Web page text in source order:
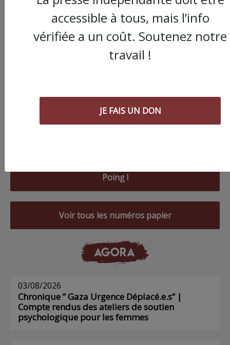
Poing !
Voir tous les numéros papier
AGORA
03/08/2026
Chronique ” Gaza Urgence Déplacé.e.s” |
Compte rendus des ateliers de soutien
psychologique pour les femmes
accessible à tous, mais l’info
vérifiée a un coût. Soutenez notre
travail !
JE FAIS UN DON